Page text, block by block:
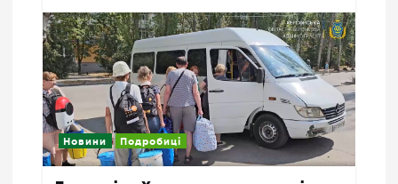
Новини Подробиці